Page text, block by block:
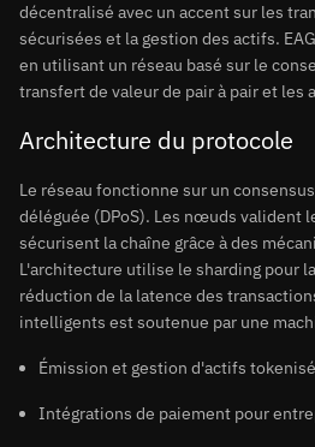
décentralisé avec un accent sur les
sécurisées et la gestion des actifs.
en utilisant un réseau basé sur le
transfert de valeur de pair à pair et les
Architecture du protocole
Le réseau fonctionne sur un
déléguée (DPoS). Les nœuds valident
sécurisent la chaîne grâce à des
L'architecture utilise le sharding pour
réduction de la latence des
intelligents est soutenue par une
Émission et gestion d'actifs
Intégrations de paiement pour